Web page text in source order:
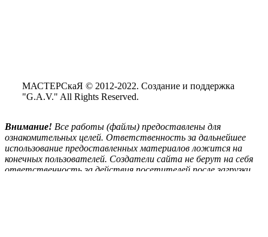
МАСТЕРСкаЯ © 2012-2022. Создание и поддержка
"G.A.V." All Rights Reserved.
Внимание! Все работы (файлы) предоставлены для
ознакомительных целей. Ответственность за дальнейшее
использование предоставленных материалов ложится на
конечных пользователей. Создатели сайта не берут на себя
ответственность за действия посетителей после загрузки